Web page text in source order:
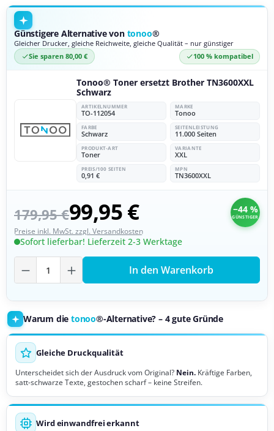
Günstigere Alternative von tonoo®
Gleicher Drucker, gleiche Reichweite, gleiche Qualität – nur günstiger
Sie sparen 80,00 € 100 % kompatibel
Tonoo® Toner ersetzt Brother TN3600XXL
Schwarz
ARTIKELNUMMER
TO-112054
MARKE
Tonoo
FARBE
Schwarz
SEITENLEISTUNG
11.000 Seiten
PRODUKT-ART
Toner
VARIANTE
XXL
PREIS/100 SEITEN
0,91 €
MPN
TN3600XXL
179,95 €99,95 € −44 %
GÜNSTIGER
Preise inkl. MwSt. zzgl. Versandkosten
Sofort lieferbar! Lieferzeit 2-3 Werktage
Produkt Anzahl: Gib den gewünschten
In den Warenkorb
Warum die tonoo®-Alternative? – 4 gute Gründe
Gleiche Druckqualität
Unterscheidet sich der Ausdruck vom Original? Nein. Kräftige Farben,
satt-schwarze Texte, gestochen scharf – keine Streifen.
Wird einwandfrei erkannt